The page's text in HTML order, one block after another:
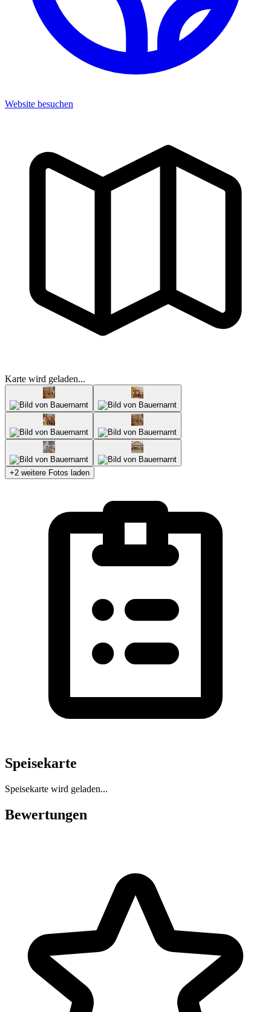
Website besuchen
Karte wird geladen...
+2 weitere Fotos laden
Speisekarte
Speisekarte wird geladen...
Bewertungen